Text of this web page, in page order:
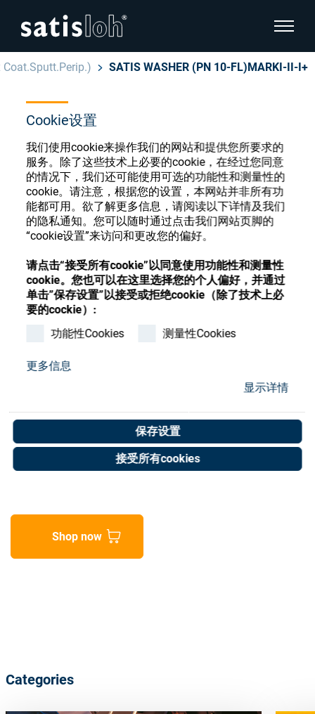
Cookie设置
我们使用cookie来操作我们的网站和提供您所要求的
服务。除了这些技术上必要的cookie，在经过您同意
的情况下，我们还可能使用可选的功能性和测量性的
cookie。请注意，根据您的设置，本网站并非所有功
能都可用。欲了解更多信息，请阅读以下详情及我们
的隐私通知。您可以随时通过点击我们网站页脚的
“cookie设置”来访问和更改您的偏好。
请点击“接受所有cookie”以同意使用功能性和测量性
cookie。您也可以在这里选择您的个人偏好，并通过
单击”保存设置”以接受或拒绝cookie（除了技术上必
要的cockie）:
功能性Cookies
测量性Cookies
更多信息
显示详情
保存设置
接受所有cookies
显示页
汉语
眼镜光学
精密光学
我们是谁
加入我们
隐藏页面导航
English
Deutsch
Español
Français
Coat.Sputt.Perip.) SATIS WASHER (PN 10-FL)MARKI-II-I+
眼镜光学耗材商店
注册或登录以访问您的帐户，并了解我们的各
种眼镜光学耗材
注册 登录
SATIS WASHER (PN 10-
FL)MARKI-II-I+
Art. No. 35901685
Unit of measure : Piece
Shop now
Categories